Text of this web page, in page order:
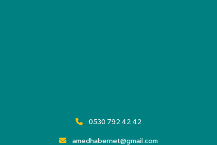
0530 792 42 42
amedhabernet@gmail.com